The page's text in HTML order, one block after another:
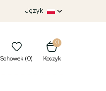
Język
0
Koszyk
Schowek (0)